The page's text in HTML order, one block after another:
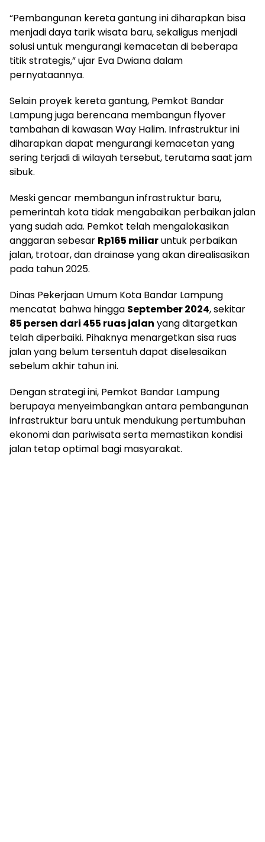
“Pembangunan kereta gantung ini diharapkan bisa
menjadi daya tarik wisata baru, sekaligus menjadi
solusi untuk mengurangi kemacetan di beberapa
titik strategis,” ujar Eva Dwiana dalam
pernyataannya.
Selain proyek kereta gantung, Pemkot Bandar
Lampung juga berencana membangun flyover
tambahan di kawasan Way Halim. Infrastruktur ini
diharapkan dapat mengurangi kemacetan yang
sering terjadi di wilayah tersebut, terutama saat jam
sibuk.
Meski gencar membangun infrastruktur baru,
pemerintah kota tidak mengabaikan perbaikan jalan
yang sudah ada. Pemkot telah mengalokasikan
anggaran sebesar Rp165 miliaruntuk perbaikan
jalan, trotoar, dan drainase yang akan direalisasikan
pada tahun 2025.
Dinas Pekerjaan Umum Kota Bandar Lampung
mencatat bahwa hingga September 2024, sekitar
85 persen dari 455 ruas jalan yang ditargetkan
telah diperbaiki. Pihaknya menargetkan sisa ruas
jalan yang belum tersentuh dapat diselesaikan
sebelum akhir tahun ini.
Dengan strategi ini, Pemkot Bandar Lampung
berupaya menyeimbangkan antara pembangunan
infrastruktur baru untuk mendukung pertumbuhan
ekonomi dan pariwisata serta memastikan kondisi
jalan tetap optimal bagi masyarakat.